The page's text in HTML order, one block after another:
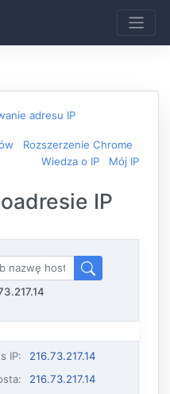
adresu IP
Rozszerzenie Chrome
Wiedza o IP
Mój IP
IP
IP:
216.73.217.14
:
216.73.217.14